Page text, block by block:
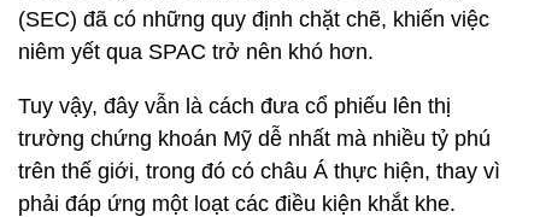
(SEC) đã có những quy định chặt chẽ, khiến việc
niêm yết qua SPAC trở nên khó hơn.
Tuy vậy, đây vẫn là cách đưa cổ phiếu lên thị
trường chứng khoán Mỹ dễ nhất mà nhiều tỷ phú
trên thế giới, trong đó có châu Á thực hiện, thay vì
phải đáp ứng một loạt các điều kiện khắt khe.